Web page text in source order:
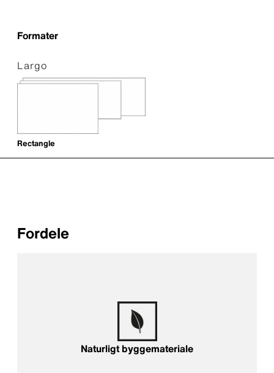
Formater
Largo
Rectangle
Fordele
Naturligt byggemateriale